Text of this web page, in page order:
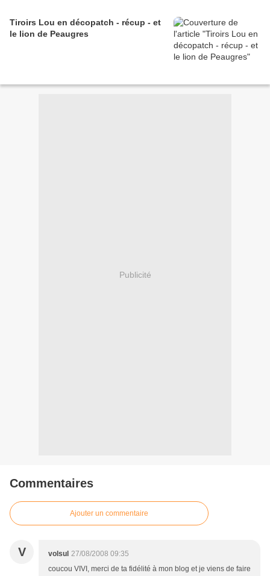
Tiroirs Lou en décopatch - récup - et
le lion de Peaugres
Publicité
Commentaires
Ajouter un commentaire
V volsul 27/08/2008 09:35
coucou VIVI, merci de ta fidélité à mon blog et je viens de faire